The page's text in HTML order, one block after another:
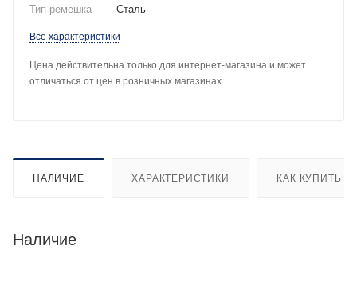
Тип ремешка — Сталь
Все характеристики
Цена действительна только для интернет-магазина и может
отличаться от цен в розничных магазинах
НАЛИЧИЕ ХАРАКТЕРИСТИКИ КАК КУПИТЬ
Наличие